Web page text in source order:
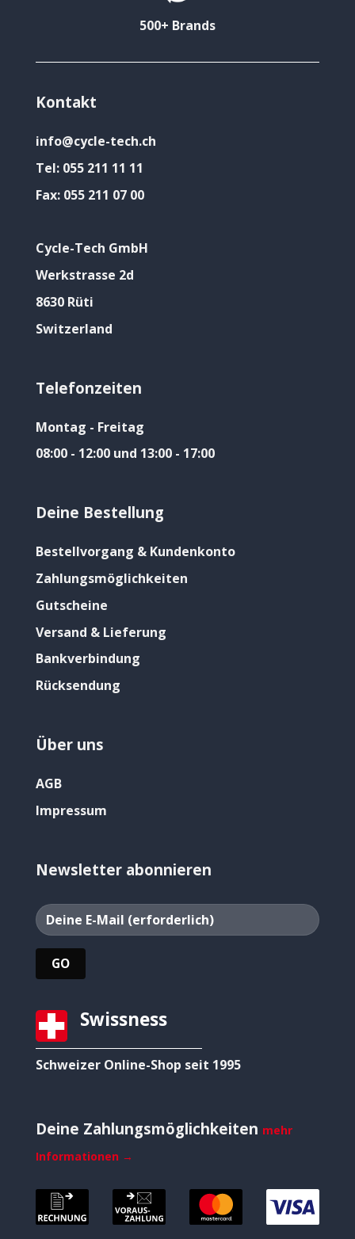
500+ Brands
Kontakt
info@cycle-tech.ch
Tel: 055 211 11 11
Fax: 055 211 07 00
Cycle-Tech GmbH
Werkstrasse 2d
8630 Rüti
Switzerland
Telefonzeiten
Montag - Freitag
08:00 - 12:00 und 13:00 - 17:00
Deine Bestellung
Bestellvorgang & Kundenkonto
Zahlungsmöglichkeiten
Gutscheine
Versand & Lieferung
Bankverbindung
Rücksendung
Über uns
AGB
Impressum
Newsletter abonnieren
Swissness
Schweizer Online-Shop seit 1995
Deine Zahlungsmöglichkeiten mehr
Informationen →